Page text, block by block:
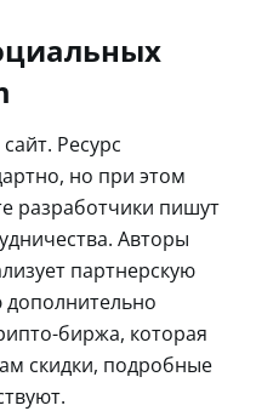
Ресурс
но при этом
разработчики пишут
Авторы
партнерскую
биржа, которая
скидки, подробные